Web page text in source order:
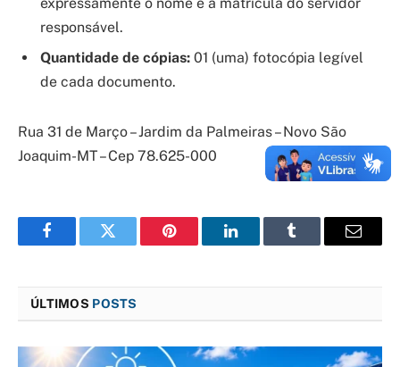
responsável.
Quantidade de cópias: 01 (uma) fotocópia legível
de cada documento.
Rua 31 de Março – Jardim da Palmeiras – Novo São
Joaquim-MT – Cep 78.625-000
FacebookTwitter Pinterest LinkedInTumblr
E-
ÚLTIMOS POSTS